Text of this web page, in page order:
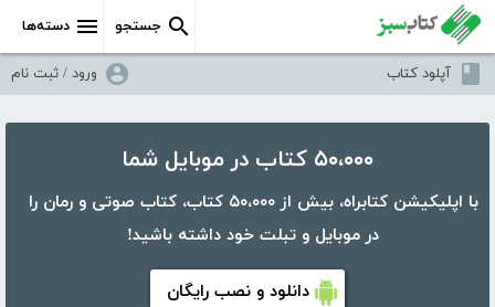
دسته‌ها جستجو
آپلود کتاب ورود / ثبت نام
۵۰،۰۰۰ کتاب در موبایل شما
با اپلیکیشن کتابراه، بیش از ۵۰،۰۰۰ کتاب، کتاب صوتی و رمان را
در موبایل و تبلت خود داشته باشید!
دانلود و نصب رایگان